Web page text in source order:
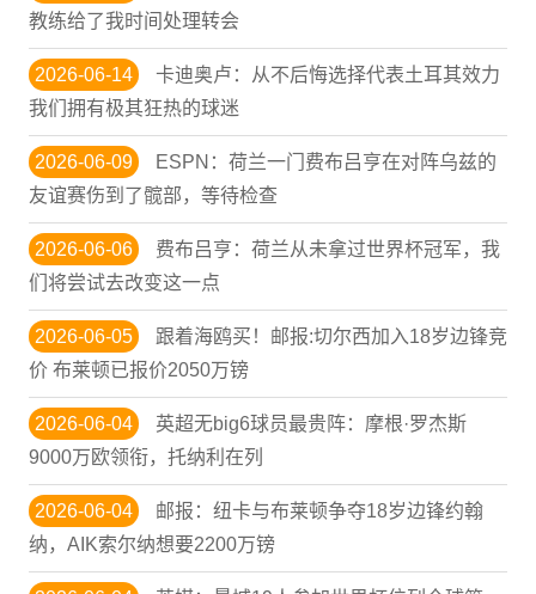
教练给了我时间处理转会
2026-06-14
卡迪奥卢：从不后悔选择代表土耳其效力
我们拥有极其狂热的球迷
2026-06-09
ESPN：荷兰一门费布吕亨在对阵乌兹的
友谊赛伤到了髋部，等待检查
2026-06-06
费布吕亨：荷兰从未拿过世界杯冠军，我
们将尝试去改变这一点
2026-06-05
跟着海鸥买！邮报:切尔西加入18岁边锋竞
价 布莱顿已报价2050万镑
2026-06-04
英超无big6球员最贵阵：摩根·罗杰斯
9000万欧领衔，托纳利在列
2026-06-04
邮报：纽卡与布莱顿争夺18岁边锋约翰
纳，AIK索尔纳想要2200万镑